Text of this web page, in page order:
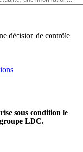
décision de contrôle
sous condition le
LDC.